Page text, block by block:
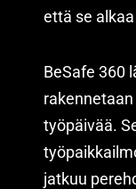
että se
BeSafe 360
työpäivää.
jatkuu